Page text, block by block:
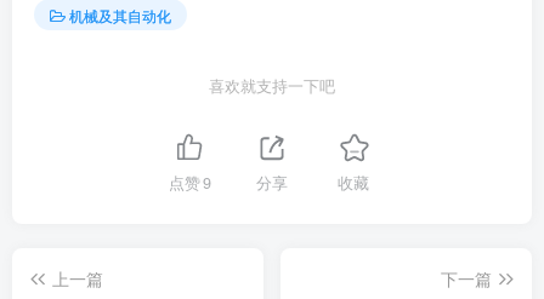
机械及其自动化
喜欢就支持一下吧
点赞9 分享 收藏
上一篇
下一篇